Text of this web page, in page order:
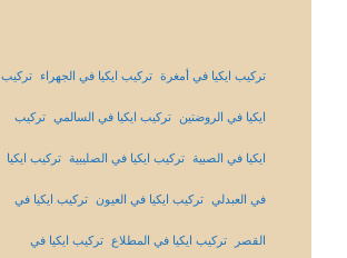
تركيب ايكيا في أمغرة تركيب ايكيا في الجهراء تركيب
ايكيا في الروضتين تركيب ايكيا في السالمي تركيب
ايكيا في الصبية تركيب ايكيا في الصليبية تركيب ايكيا
في العبدلي تركيب ايكيا في العيون تركيب ايكيا في
القصر تركيب ايكيا في المطلاع تركيب ايكيا في